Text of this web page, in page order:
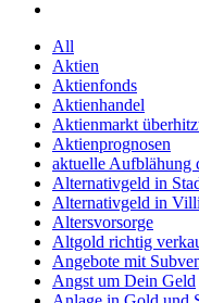
All
Aktien
Aktienfonds
Aktienhandel
Aktienmarkt
Aktienprognosen
aktuelle Aufblähung
Alternativgeld in
Alternativgeld in
Altersvorsorge
Altgold richtig
Angebote mit
Angst um Dein Geld